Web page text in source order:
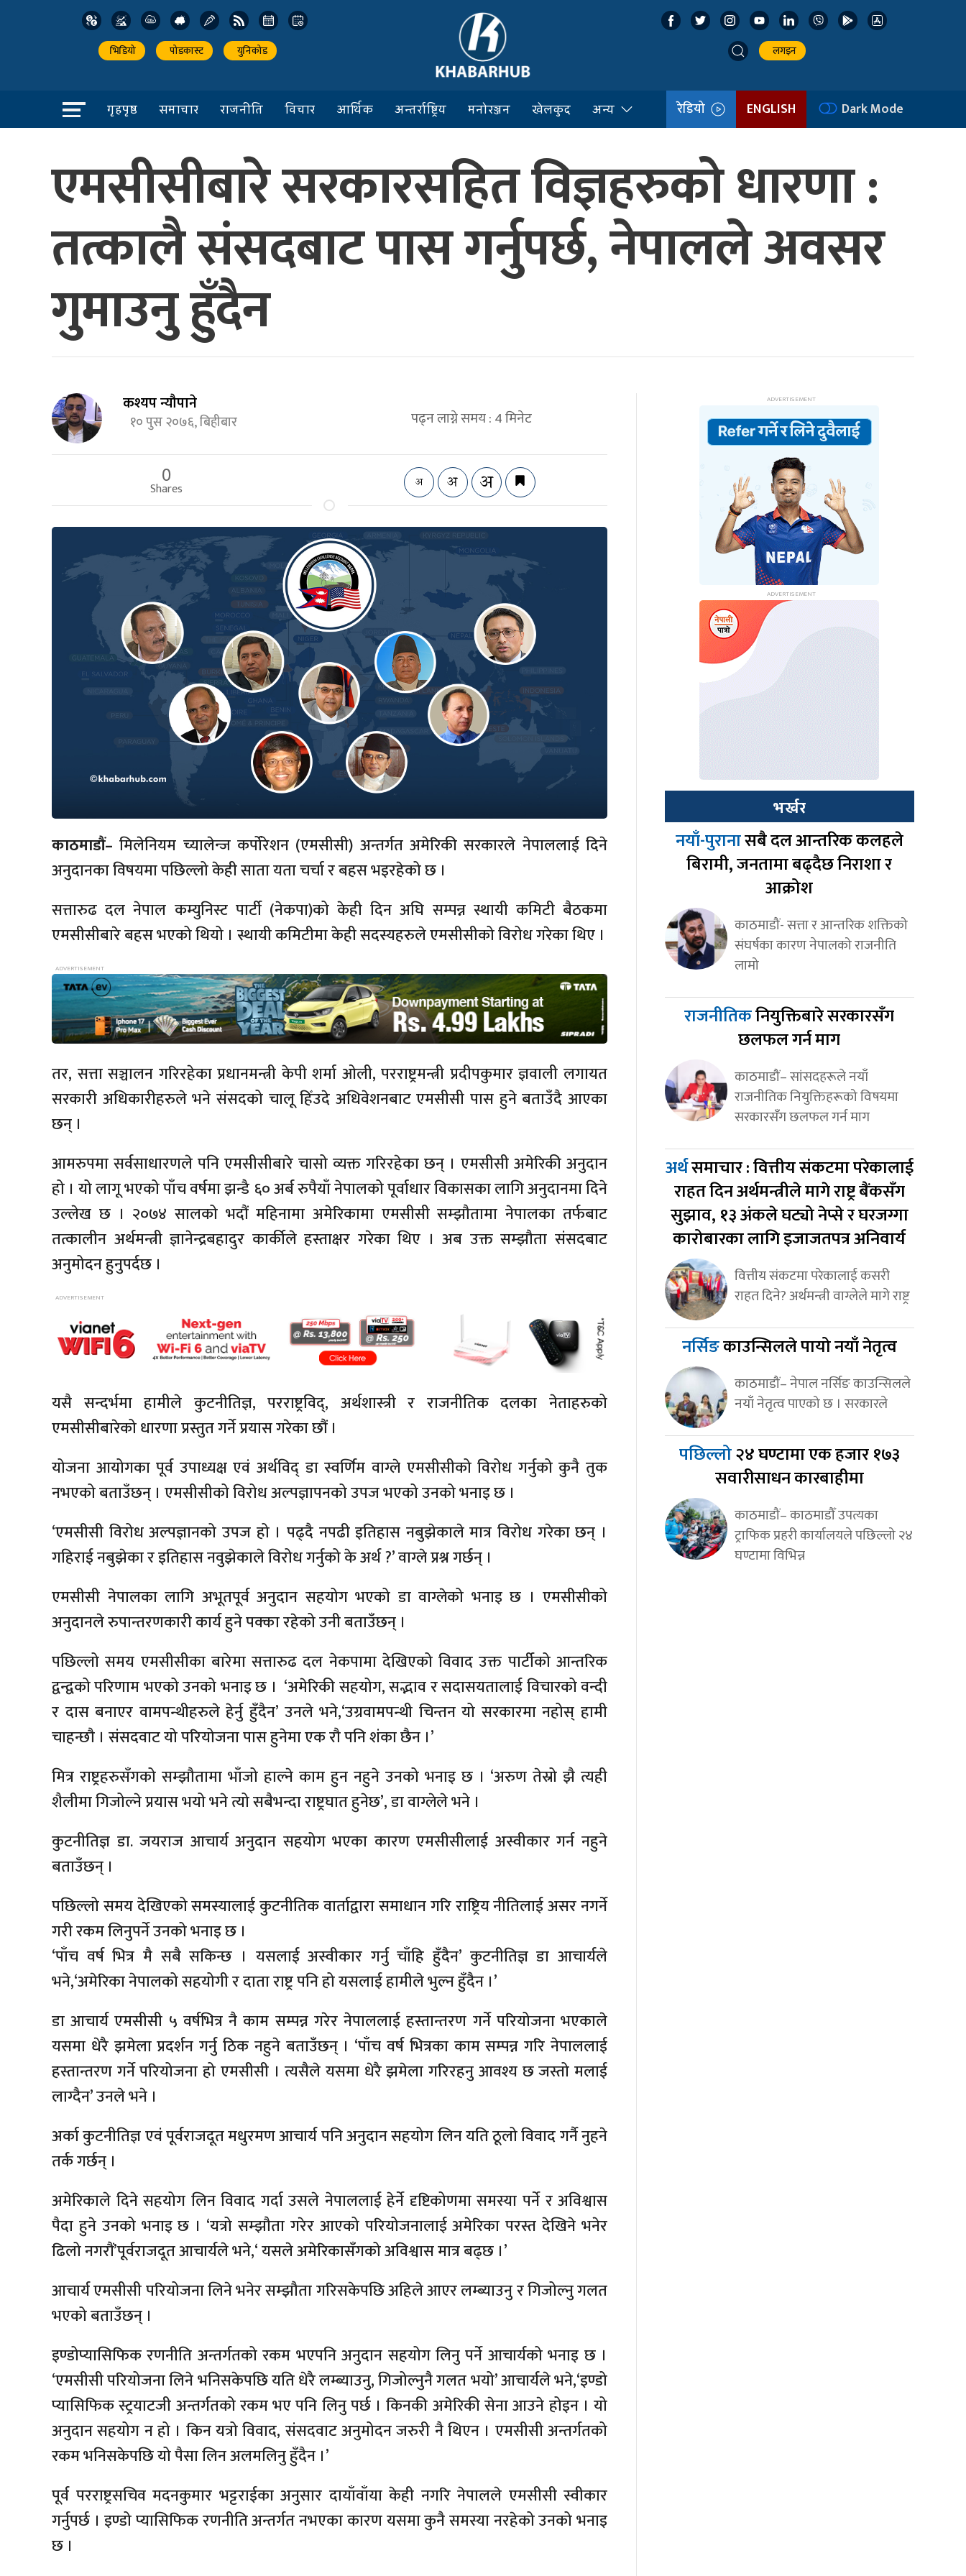
भिडियो पोडकास्ट युनिकोड लगइन
गृहपृष्ठ समाचार राजनीति विचार आर्थिक अन्तर्राष्ट्रिय मनोरञ्जन खेलकुद अन्य रेडियो ENGLISH Dark Mode
एमसीसीबारे सरकारसहित विज्ञहरुको धारणा :
तत्कालै संसदबाट पास गर्नुपर्छ, नेपालले अवसर
गुमाउनु हुँदैन
कश्यप न्यौपाने
१० पुस २०७६, बिहीबार पढ्न लाग्ने समय :4मिनेट
0
Shares
काठमाडौं– मिलेनियम च्यालेन्ज कर्पोरेशन (एमसीसी) अन्तर्गत अमेरिकी सरकारले नेपाललाई दिने
अनुदानका विषयमा पछिल्लो केही साता यता चर्चा र बहस भइरहेको छ ।
सत्तारुढ दल नेपाल कम्युनिस्ट पार्टी (नेकपा)को केही दिन अघि सम्पन्न स्थायी कमिटी बैठकमा
एमसीसीबारे बहस भएको थियो । स्थायी कमिटीमा केही सदस्यहरुले एमसीसीको विरोध गरेका थिए ।
तर, सत्ता सञ्चालन गरिरहेका प्रधानमन्त्री केपी शर्मा ओली, परराष्ट्रमन्त्री प्रदीपकुमार ज्ञवाली लगायत
सरकारी अधिकारीहरुले भने संसदको चालू हिँउदे अधिवेशनबाट एमसीसी पास हुने बताउँदै आएका
छन् ।
आमरुपमा सर्वसाधारणले पनि एमसीसीबारे चासो व्यक्त गरिरहेका छन् । एमसीसी अमेरिकी अनुदान
हो । यो लागू भएको पाँच वर्षमा झन्डै ६० अर्ब रुपैयाँ नेपालको पूर्वाधार विकासका लागि अनुदानमा दिने
उल्लेख छ । २०७४ सालको भदौं महिनामा अमेरिकामा एमसीसी सम्झौतामा नेपालका तर्फबाट
तत्कालीन अर्थमन्त्री ज्ञानेन्द्रबहादुर कार्कीले हस्ताक्षर गरेका थिए । अब उक्त सम्झौता संसदबाट
अनुमोदन हुनुपर्दछ ।
यसै सन्दर्भमा हामीले कुटनीतिज्ञ, परराष्ट्रविद्, अर्थशास्त्री र राजनीतिक दलका नेताहरुको
एमसीसीबारेको धारणा प्रस्तुत गर्ने प्रयास गरेका छौं ।
योजना आयोगका पूर्व उपाध्यक्ष एवं अर्थविद् डा स्वर्णिम वाग्ले एमसीसीको विरोध गर्नुको कुनै तुक
नभएको बताउँछन् । एमसीसीको विरोध अल्पज्ञापनको उपज भएको उनको भनाइ छ ।
‘एमसीसी विरोध अल्पज्ञानको उपज हो । पढ्दै नपढी इतिहास नबुझेकाले मात्र विरोध गरेका छन् ।
गहिराई नबुझेका र इतिहास नवुझेकाले विरोध गर्नुको के अर्थ ?’ वाग्ले प्रश्न गर्छन् ।
एमसीसी नेपालका लागि अभूतपूर्व अनुदान सहयोग भएको डा वाग्लेको भनाइ छ । एमसीसीको
अनुदानले रुपान्तरणकारी कार्य हुने पक्का रहेको उनी बताउँछन् ।
पछिल्लो समय एमसीसीका बारेमा सत्तारुढ दल नेकपामा देखिएको विवाद उक्त पार्टीको आन्तरिक
द्वन्द्वको परिणाम भएको उनको भनाइ छ । ‘अमेरिकी सहयोग, सद्भाव र सदासयतालाई विचारको वन्दी
र दास बनाएर वामपन्थीहरुले हेर्नु हुँदैन’ उनले भने,‘उग्रवामपन्थी चिन्तन यो सरकारमा नहोस् हामी
चाहन्छौ । संसदवाट यो परियोजना पास हुनेमा एक रौ पनि शंका छैन ।’
मित्र राष्ट्रहरुसँगको सम्झौतामा भाँजो हाल्ने काम हुन नहुने उनको भनाइ छ । ‘अरुण तेस्रो झै त्यही
शैलीमा गिजोल्ने प्रयास भयो भने त्यो सबैभन्दा राष्ट्रघात हुनेछ’, डा वाग्लेले भने ।
कुटनीतिज्ञ डा. जयराज आचार्य अनुदान सहयोग भएका कारण एमसीसीलाई अस्वीकार गर्न नहुने
बताउँछन् ।
पछिल्लो समय देखिएको समस्यालाई कुटनीतिक वार्ताद्वारा समाधान गरि राष्ट्रिय नीतिलाई असर नगर्ने
गरी रकम लिनुपर्ने उनको भनाइ छ ।
‘पाँच वर्ष भित्र मै सबै सकिन्छ । यसलाई अस्वीकार गर्नु चाँहि हुँदैन’ कुटनीतिज्ञ डा आचार्यले
भने,‘अमेरिका नेपालको सहयोगी र दाता राष्ट्र पनि हो यसलाई हामीले भुल्न हुँदैन ।’
डा आचार्य एमसीसी ५ वर्षभित्र नै काम सम्पन्न गरेर नेपाललाई हस्तान्तरण गर्ने परियोजना भएकाले
यसमा धेरै झमेला प्रदर्शन गर्नु ठिक नहुने बताउँछन् । ‘पाँच वर्ष भित्रका काम सम्पन्न गरि नेपाललाई
हस्तान्तरण गर्ने परियोजना हो एमसीसी । त्यसैले यसमा धेरै झमेला गरिरहनु आवश्य छ जस्तो मलाई
लाग्दैन’ उनले भने ।
अर्का कुटनीतिज्ञ एवं पूर्वराजदूत मधुरमण आचार्य पनि अनुदान सहयोग लिन यति ठूलो विवाद गर्नै नुहने
तर्क गर्छन् ।
अमेरिकाले दिने सहयोग लिन विवाद गर्दा उसले नेपाललाई हेर्ने दृष्टिकोणमा समस्या पर्ने र अविश्वास
पैदा हुने उनको भनाइ छ । ‘यत्रो सम्झौता गरेर आएको परियोजनालाई अमेरिका परस्त देखिने भनेर
ढिलो नगरौं’पूर्वराजदूत आचार्यले भने,‘ यसले अमेरिकासँगको अविश्वास मात्र बढ्छ ।’
आचार्य एमसीसी परियोजना लिने भनेर सम्झौता गरिसकेपछि अहिले आएर लम्ब्याउनु र गिजोल्नु गलत
भएको बताउँछन् ।
इण्डोप्यासिफिक रणनीति अन्तर्गतको रकम भएपनि अनुदान सहयोग लिनु पर्ने आचार्यको भनाइ छ ।
‘एमसीसी परियोजना लिने भनिसकेपछि यति धेरै लम्ब्याउनु, गिजोल्नुनै गलत भयो’ आचार्यले भने,‘इण्डो
प्यासिफिक स्ट्रयाटजी अन्तर्गतको रकम भए पनि लिनु पर्छ । किनकी अमेरिकी सेना आउने होइन । यो
अनुदान सहयोग न हो । किन यत्रो विवाद, संसदवाट अनुमोदन जरुरी नै थिएन । एमसीसी अन्तर्गतको
रकम भनिसकेपछि यो पैसा लिन अलमलिनु हुँदैन ।’
पूर्व परराष्ट्रसचिव मदनकुमार भट्टराईका अनुसार दायाँवाँया केही नगरि नेपालले एमसीसी स्वीकार
गर्नुपर्छ । इण्डो प्यासिफिक रणनीति अन्तर्गत नभएका कारण यसमा कुनै समस्या नरहेको उनको भनाइ
छ ।
भर्खर
नयाँ-पुरानासबै दल आन्तरिक कलहले
बिरामी, जनतामा बढ्दैछ निराशा र
आक्रोश
काठमाडौं- सत्ता र आन्तरिक शक्तिको
संघर्षका कारण नेपालको राजनीति
लामो
राजनीतिकनियुक्तिबारे सरकारसँग
छलफल गर्न माग
काठमाडौं– सांसदहरूले नयाँ
राजनीतिक नियुक्तिहरूको विषयमा
सरकारसँग छलफल गर्न माग
अर्थसमाचार : वित्तीय संकटमा परेकालाई
राहत दिन अर्थमन्त्रीले मागे राष्ट्र बैंकसँग
सुझाव, १३ अंकले घट्यो नेप्से र घरजग्गा
कारोबारका लागि इजाजतपत्र अनिवार्य
वित्तीय संकटमा परेकालाई कसरी
राहत दिने? अर्थमन्त्री वाग्लेले मागे राष्ट्र
नर्सिङकाउन्सिलले पायो नयाँ नेतृत्व
काठमाडौं– नेपाल नर्सिङ काउन्सिलले
नयाँ नेतृत्व पाएको छ । सरकारले
पछिल्लो२४ घण्टामा एक हजार १७३
सवारीसाधन कारबाहीमा
काठमाडौं– काठमाडौँ उपत्यका
ट्राफिक प्रहरी कार्यालयले पछिल्लो २४
घण्टामा विभिन्न